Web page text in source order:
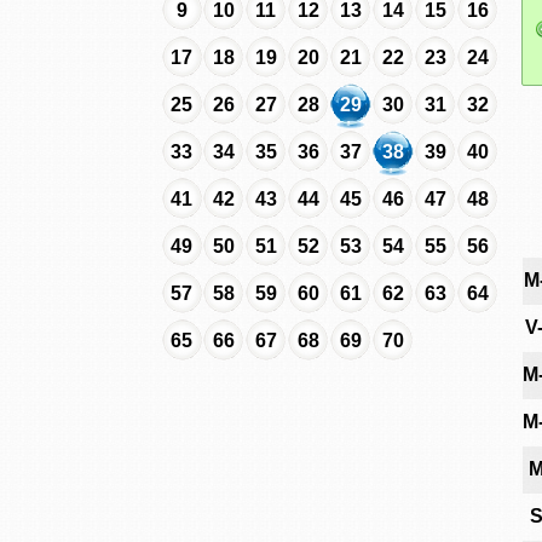
9 10 11 12 13 14 15 16
17 18 19 20 21 22 23 24
25 26 27 28 29 30 31 32
33 34 35 36 37 38 39 40
41 42 43 44 45 46 47 48
49 50 51 52 53 54 55 56
57 58 59 60 61 62 63 64
65 66 67 68 69 70